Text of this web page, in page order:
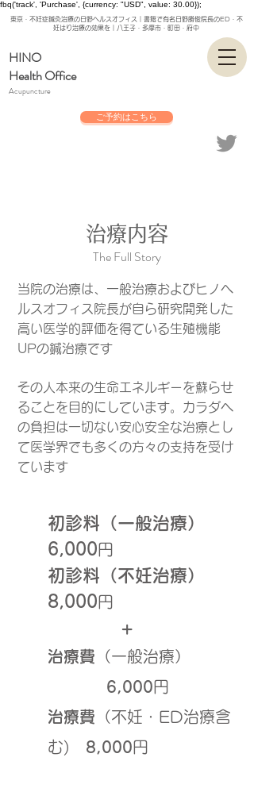
fbq('track', 'Purchase', {currency: "USD", value: 30.00});
ご予約はこちら
HINO
Health Office
Acupuncture
東京・不妊症鍼灸治療の日野ヘルスオフィス｜書籍で有名日野勝俊院長のED・不
妊はり治療の効果を｜八王子・多摩市・町田・府中
治療内容
The Full Story
当院の治療は、一般治療およびヒノヘ
ルスオフィス院長が自ら研究開発した
高い医学的評価を得ている生殖機能
UPの鍼治療です
その人本来の生命エネルギーを蘇らせ
ることを目的にしています。カラダへ
の負担は一切ない安心安全な治療とし
て医学界でも多くの方々の支持を受け
ています
初診料 （一般治療）
6,000 円
初診料（不妊治療）
8,000 円
+
​治療費 （一般治療）
6,000 円
治療費 （不妊・ED治療含
む) 8,000 円